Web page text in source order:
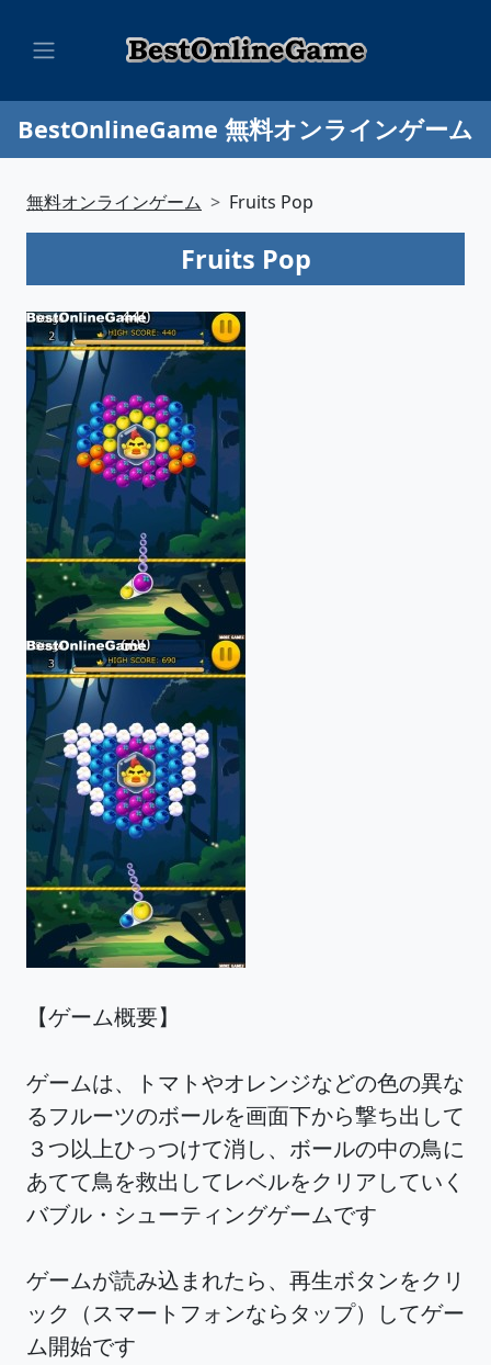
BestOnlineGame 無料オンラインゲーム
無料オンラインゲーム Fruits Pop
Fruits Pop
【ゲーム概要】
ゲームは、トマトやオレンジなどの色の異な
るフルーツのボールを画面下から撃ち出して
３つ以上ひっつけて消し、ボールの中の鳥に
あてて鳥を救出してレベルをクリアしていく
バブル・シューティングゲームです
ゲームが読み込まれたら、再生ボタンをクリ
ック（スマートフォンならタップ）してゲー
ム開始です